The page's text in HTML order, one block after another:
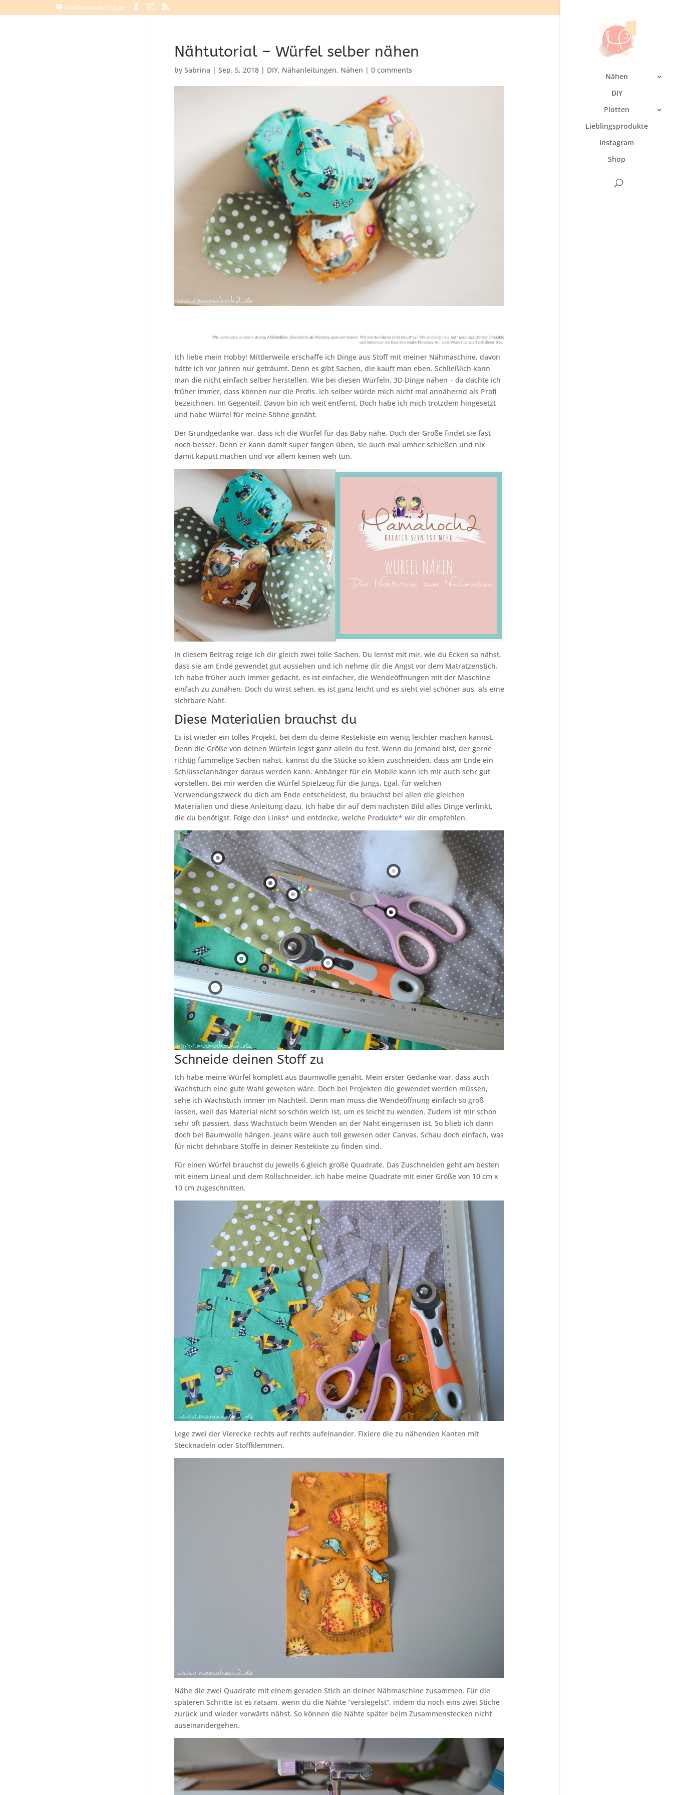
info@mamahoch2.de
Nähen
DIY
Plotten
Lieblingsprodukte
Instagram
Shop
Nähtutorial – Würfel selber nähen
bySabrina |Sep. 5, 2018 | DIY, Nähanleitungen, Nähen |0 comments
Ich liebe mein Hobby! Mittlerweile erschaffe ich Dinge aus Stoff mit meiner Nähmaschine, davon
hätte ich vor Jahren nur geträumt. Denn es gibt Sachen, die kauft man eben. Schließlich kann
man die nicht einfach selber herstellen. Wie bei diesen Würfeln. 3D Dinge nähen – da dachte ich
früher immer, dass können nur die Profis. Ich selber würde mich nicht mal annähernd als Profi
bezeichnen. Im Gegenteil. Davon bin ich weit entfernt. Doch habe ich mich trotzdem hingesetzt
und habe Würfel für meine Söhne genäht.
Der Grundgedanke war, dass ich die Würfel für das Baby nähe. Doch der Große findet sie fast
noch besser. Denn er kann damit super fangen üben, sie auch mal umher schießen und nix
damit kaputt machen und vor allem keinen weh tun.
In diesem Beitrag zeige ich dir gleich zwei tolle Sachen. Du lernst mit mir, wie du Ecken so nähst,
dass sie am Ende gewendet gut aussehen und ich nehme dir die Angst vor dem Matratzenstich.
Ich habe früher auch immer gedacht, es ist einfacher, die Wendeöffnungen mit der Maschine
einfach zu zunähen. Doch du wirst sehen, es ist ganz leicht und es sieht viel schöner aus, als eine
sichtbare Naht.
Diese Materialien brauchst du
Es ist wieder ein tolles Projekt, bei dem du deine Restekiste ein wenig leichter machen kannst.
Denn die Größe von deinen Würfeln legst ganz allein du fest. Wenn du jemand bist, der gerne
richtig fummelige Sachen nähst, kannst du die Stücke so klein zuschneiden, dass am Ende ein
Schlüsselanhänger daraus werden kann. Anhänger für ein Mobile kann ich mir auch sehr gut
vorstellen. Bei mir werden die Würfel Spielzeug für die Jungs. Egal, für welchen
Verwendungszweck du dich am Ende entscheidest, du brauchst bei allen die gleichen
Materialien und diese Anleitung dazu. Ich habe dir auf dem nächsten Bild alles Dinge verlinkt,
die du benötigst. Folge den Links* und entdecke, welche Produkte* wir dir empfehlen.
Schneide deinen Stoff zu
Ich habe meine Würfel komplett aus Baumwolle genäht. Mein erster Gedanke war, dass auch
Wachstuch eine gute Wahl gewesen wäre. Doch bei Projekten die gewendet werden müssen,
sehe ich Wachstuch immer im Nachteil. Denn man muss die Wendeöffnung einfach so groß
lassen, weil das Material nicht so schön weich ist, um es leicht zu wenden. Zudem ist mir schon
sehr oft passiert, dass Wachstuch beim Wenden an der Naht eingerissen ist. So blieb ich dann
doch bei Baumwolle hängen. Jeans wäre auch toll gewesen oder Canvas. Schau doch einfach, was
für nicht dehnbare Stoffe in deiner Restekiste zu finden sind.
Für einen Würfel brauchst du jeweils 6 gleich große Quadrate. Das Zuschneiden geht am besten
mit einem Lineal und dem Rollschneider. Ich habe meine Quadrate mit einer Größe von 10 cm x
10 cm zugeschnitten.
Lege zwei der Vierecke rechts auf rechts aufeinander. Fixiere die zu nähenden Kanten mit
Stecknadeln oder Stoffklemmen.
Nähe die zwei Quadrate mit einem geraden Stich an deiner Nähmaschine zusammen. Für die
späteren Schritte ist es ratsam, wenn du die Nähte “versiegelst”, indem du noch eins zwei Stiche
zurück und wieder vorwärts nähst. So können die Nähte später beim Zusammenstecken nicht
auseinandergehen.